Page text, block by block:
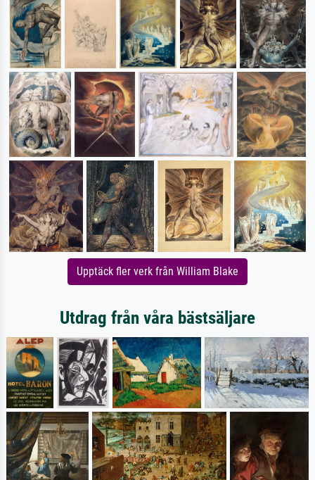
Upptäck fler verk från William Blake
Utdrag från våra bästsäljare